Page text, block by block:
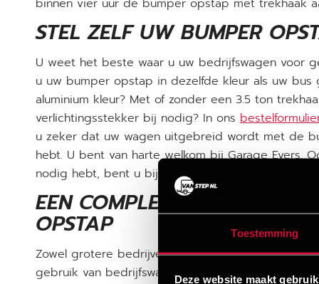
Toestemming
Deze website maakt
STEL ZELF UW BUMPER
U weet het beste waar u uw bedrijfswagen voor
u uw bumper opstap in dezelfde kleur als uw bus
aluminium kleur? Met of zonder een 3.5 ton
verlichtingsstekker bij nodig? In ons
u zeker dat uw wagen uitgebreid wordt met de
hebt. U bent van harte welkom bij Garage Evers.
nodig hebt, bent u bij ons aan het juiste adres!
EEN COMPLETE
OPSTAP
Zowel grotere bedrijven als eenmanszaken,
gebruik van bedrijfswagens. Bij Garage Evers zijn